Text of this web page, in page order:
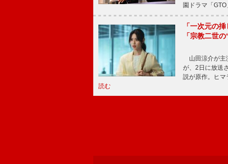
園ドラマ「
「一次元の
「宗教二世
山田涼介が主
が、2日に放送
説が原作。ヒ
読む